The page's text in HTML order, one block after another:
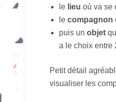
le lieu où va se
lecompagnon
puis unobjet
a le choix entre
Petit détail
visualiser les